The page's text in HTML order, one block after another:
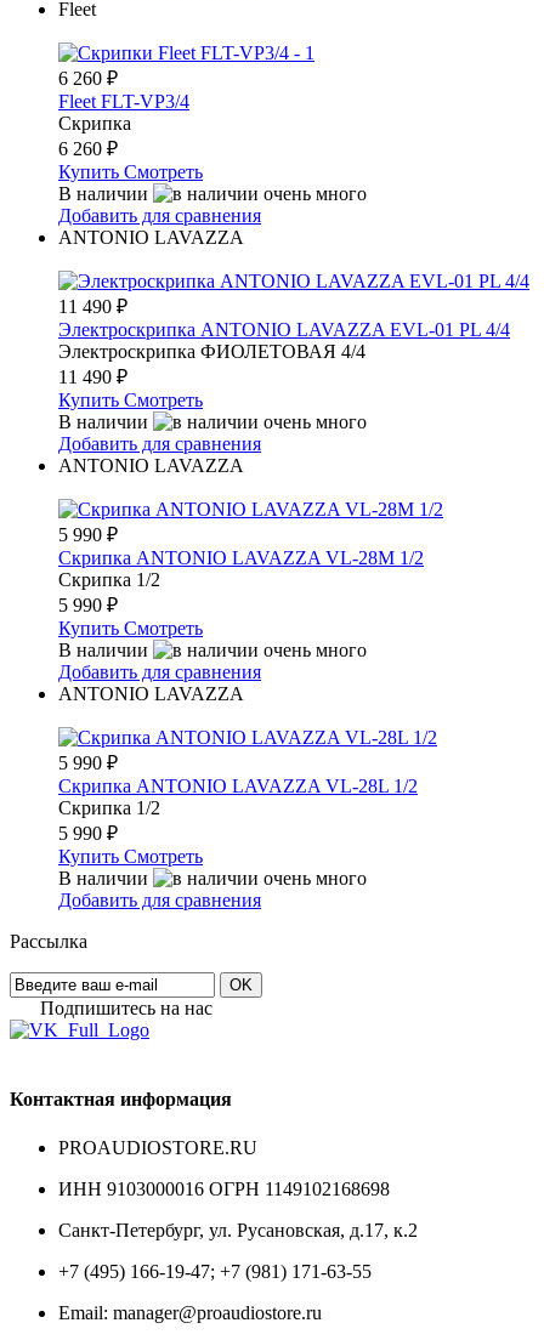
Fleet
6 260 ₽
Fleet FLT-VP3/4
Скрипка
6 260 ₽
Купить Смотреть
В наличии
Добавить для сравнения
ANTONIO LAVAZZA
11 490 ₽
Электроскрипка ANTONIO LAVAZZA EVL-01 PL 4/4
Электроскрипка ФИОЛЕТОВАЯ 4/4
11 490 ₽
Купить Смотреть
В наличии
Добавить для сравнения
ANTONIO LAVAZZA
5 990 ₽
Скрипка ANTONIO LAVAZZA VL-28M 1/2
Скрипка 1/2
5 990 ₽
Купить Смотреть
В наличии
Добавить для сравнения
ANTONIO LAVAZZA
5 990 ₽
Скрипка ANTONIO LAVAZZA VL-28L 1/2
Скрипка 1/2
5 990 ₽
Купить Смотреть
В наличии
Добавить для сравнения
Рассылка
OK
Подпишитесь на наc
Контактная информация
PROAUDIOSTORE.RU
ИНН 9103000016 ОГРН 1149102168698
Санкт-Петербург, ул. Русановская, д.17, к.2
+7 (495) 166-19-47; +7 (981) 171-63-55
Email: manager@proaudiostore.ru